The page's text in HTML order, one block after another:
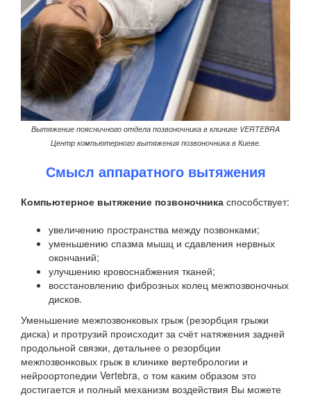
Вытяжение поясничного отдела позвоночника в клинике VERTEBRA
Центр компьютерного вытяжения позвоночника в Киеве.
Смысл аппаратного вытяжения
Компьютерное вытяжение позвоночника способствует:
увеличению пространства между позвонками;
уменьшению спазма мышц и сдавления нервных
окончаний;
улучшению кровоснабжения тканей;
восстановлению фиброзных колец межпозвоночных
дисков.
Уменьшение межпозвонковых грыж (резорбция грыжи
диска) и протрузий происходит за счёт натяжения задней
продольной связки, детальнее о резорбции
межпозвонковых грыж в клинике вертебрологии и
нейроортопедии Vertebra, о том каким образом это
достигается и полный механизм воздействия Вы можете